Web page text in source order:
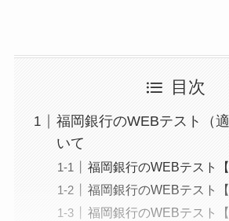
目次
福岡銀行のWEBテスト（
いて
福岡銀行のWEBテスト
福岡銀行のWEBテスト
福岡銀行のWEBテスト